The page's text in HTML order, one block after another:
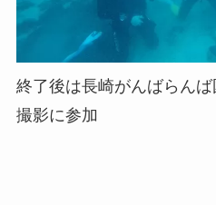
終了後は長崎がんばらん
撮影に参加